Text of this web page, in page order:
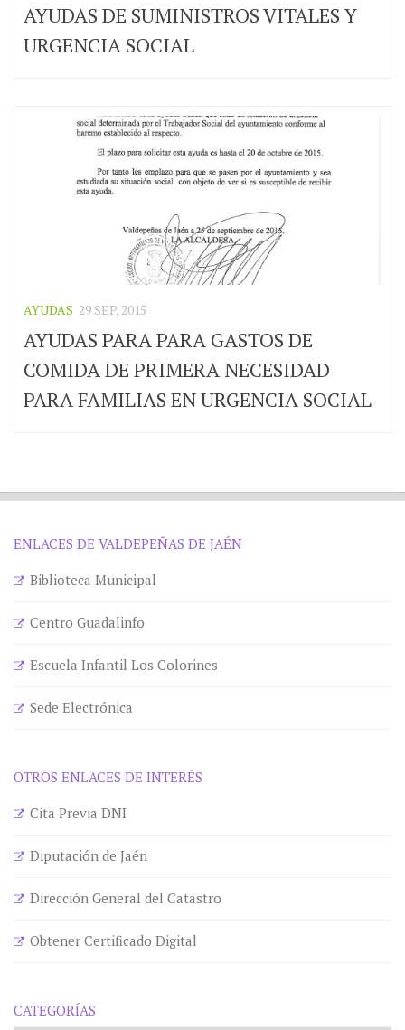
AYUDAS DE SUMINISTROS VITALES Y
URGENCIA SOCIAL
AYUDAS 29 SEP, 2015
AYUDAS PARA PARA GASTOS DE
COMIDA DE PRIMERA NECESIDAD
PARA FAMILIAS EN URGENCIA SOCIAL
ENLACES DE VALDEPEÑAS DE JAÉN
Biblioteca Municipal
Centro Guadalinfo
Escuela Infantil Los Colorines
Sede Electrónica
OTROS ENLACES DE INTERÉS
Cita Previa DNI
Diputación de Jaén
Dirección General del Catastro
Obtener Certificado Digital
CATEGORÍAS